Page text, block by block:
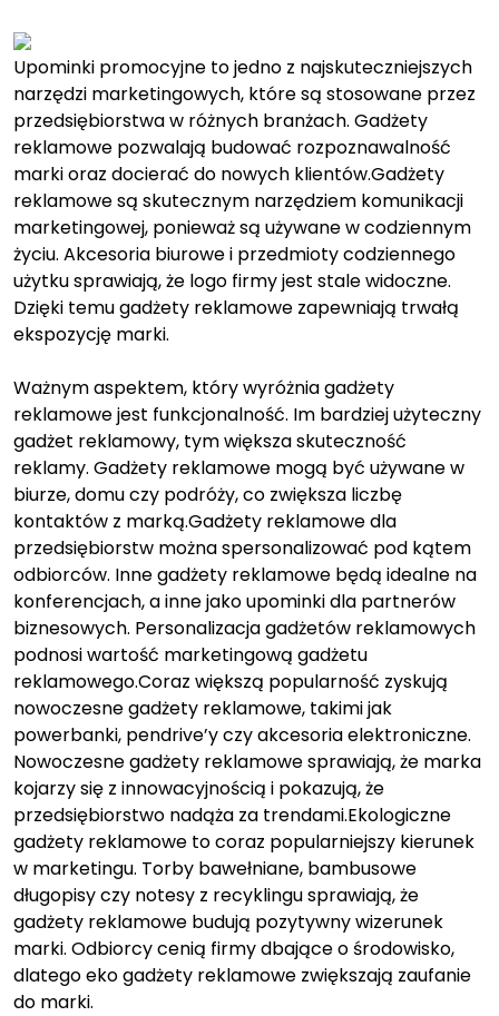
Upominki promocyjne to jedno z najskuteczniejszych
narzędzi marketingowych, które są stosowane przez
przedsiębiorstwa w różnych branżach. Gadżety
reklamowe pozwalają budować rozpoznawalność
marki oraz docierać do nowych klientów.Gadżety
reklamowe są skutecznym narzędziem komunikacji
marketingowej, ponieważ są używane w codziennym
życiu. Akcesoria biurowe i przedmioty codziennego
użytku sprawiają, że logo firmy jest stale widoczne.
Dzięki temu gadżety reklamowe zapewniają trwałą
ekspozycję marki.
Ważnym aspektem, który wyróżnia gadżety
reklamowe jest funkcjonalność. Im bardziej użyteczny
gadżet reklamowy, tym większa skuteczność
reklamy. Gadżety reklamowe mogą być używane w
biurze, domu czy podróży, co zwiększa liczbę
kontaktów z marką.Gadżety reklamowe dla
przedsiębiorstw można spersonalizować pod kątem
odbiorców. Inne gadżety reklamowe będą idealne na
konferencjach, a inne jako upominki dla partnerów
biznesowych. Personalizacja gadżetów reklamowych
podnosi wartość marketingową gadżetu
reklamowego.Coraz większą popularność zyskują
nowoczesne gadżety reklamowe, takimi jak
powerbanki, pendrive’y czy akcesoria elektroniczne.
Nowoczesne gadżety reklamowe sprawiają, że marka
kojarzy się z innowacyjnością i pokazują, że
przedsiębiorstwo nadąża za trendami.Ekologiczne
gadżety reklamowe to coraz popularniejszy kierunek
w marketingu. Torby bawełniane, bambusowe
długopisy czy notesy z recyklingu sprawiają, że
gadżety reklamowe budują pozytywny wizerunek
marki. Odbiorcy cenią firmy dbające o środowisko,
dlatego eko gadżety reklamowe zwiększają zaufanie
do marki.